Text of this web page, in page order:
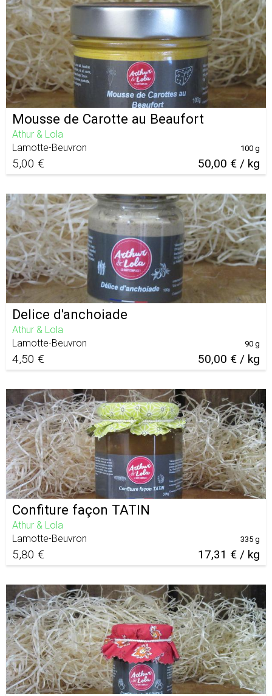
Mousse de Carotte au Beaufort
Athur & Lola
Lamotte-Beuvron
5,00 € 50,00 € / kg
100 g
Delice d'anchoiade
Athur & Lola
Lamotte-Beuvron
4,50 € 50,00 € / kg
90 g
Confiture façon TATIN
Athur & Lola
Lamotte-Beuvron
5,80 € 17,31 € / kg
335 g